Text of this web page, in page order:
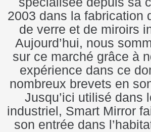
2003 dans la fabrication
de verre et de miroirs
Aujourd’hui, nous
sur ce marché grâce à
expérience dans ce
nombreux brevets en
Jusqu’ici utilisé dans
industriel, Smart Mirror
son entrée dans